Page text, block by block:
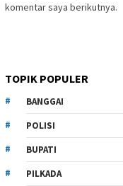
komentar saya berikutnya.
TOPIK POPULER
BANGGAI
POLISI
BUPATI
PILKADA